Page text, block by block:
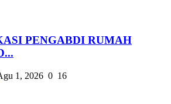
PENGABDI RUMAH
1, 2026 0 16